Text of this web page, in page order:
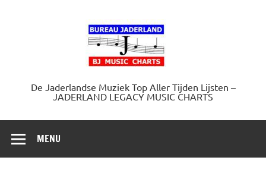
De Jaderlandse Muziek Top Aller Tijden Lijsten –
JADERLAND LEGACY MUSIC CHARTS
MENU